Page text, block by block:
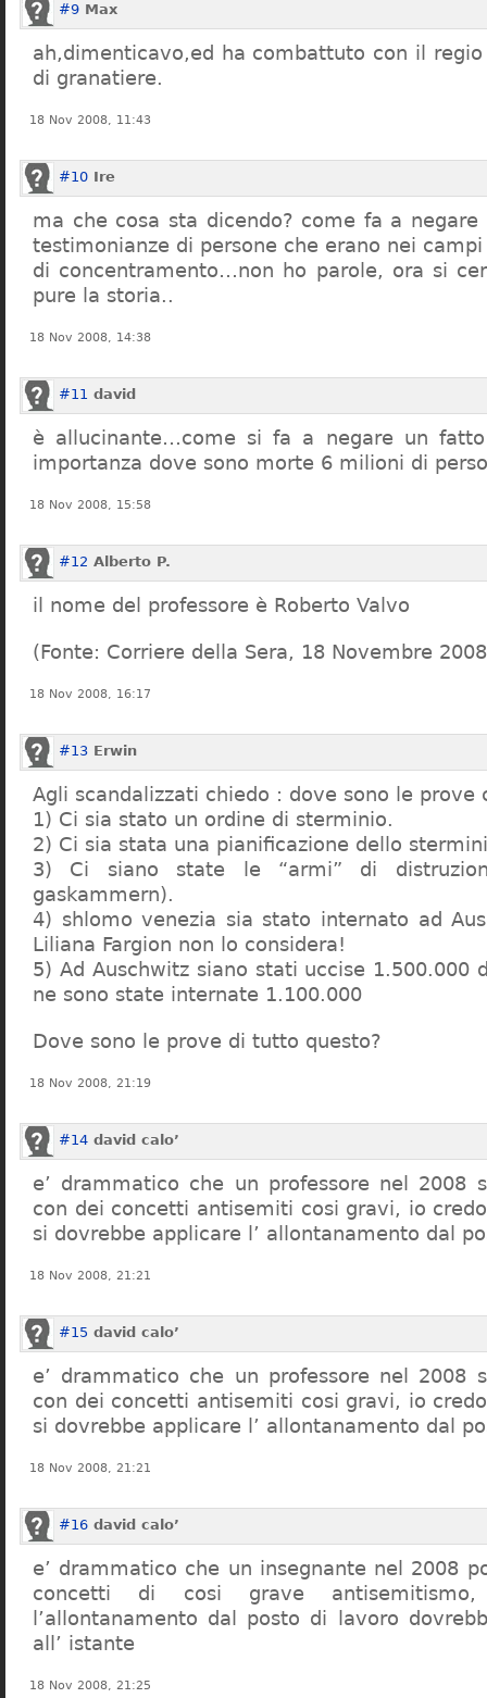
#9 Max
ah,dimenticavo,ed ha combattuto con il
di granatiere.
18 Nov 2008, 11:43
#10 Ire
ma che cosa sta dicendo? come fa a
testimonianze di persone che erano nei campi
di concentramento…non ho parole, ora si
pure la storia..
18 Nov 2008, 14:38
#11 david
è allucinante…come si fa a negare un
importanza dove sono morte 6 milioni di
18 Nov 2008, 15:58
#12 Alberto P.
il nome del professore è Roberto Valvo
(Fonte: Corriere della Sera, 18 Novembre
18 Nov 2008, 16:17
#13 Erwin
Agli scandalizzati chiedo : dove sono le prove
1) Ci sia stato un ordine di sterminio.
2) Ci sia stata una pianificazione dello
3) Ci siano state le “armi” di
gaskammern).
4) shlomo venezia sia stato internato ad
Liliana Fargion non lo considera!
5) Ad Auschwitz siano stati uccise 1.500.000
ne sono state internate 1.100.000
Dove sono le prove di tutto questo?
18 Nov 2008, 21:19
#14 david calo’
e’ drammatico che un professore nel 2008
con dei concetti antisemiti cosi gravi, io
si dovrebbe applicare l’ allontanamento dal
18 Nov 2008, 21:21
#15 david calo’
e’ drammatico che un professore nel 2008
con dei concetti antisemiti cosi gravi, io
si dovrebbe applicare l’ allontanamento dal
18 Nov 2008, 21:21
#16 david calo’
e’ drammatico che un insegnante nel 2008
concetti di cosi grave
l’allontanamento dal posto di lavoro
all’ istante
18 Nov 2008, 21:25